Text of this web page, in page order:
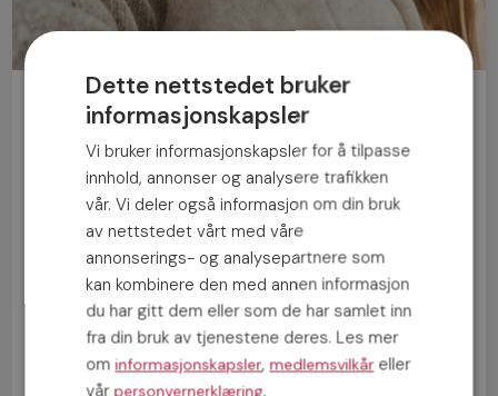
Bli medlem gratis!
Mann Kvinne
Dette nettstedet bruker
informasjonskapsler
Vi bruker informasjonskapsler for å tilpasse
innhold, annonser og analysere trafikken
vår. Vi deler også informasjon om din bruk
av nettstedet vårt med våre
annonserings- og analysepartnere som
kan kombinere den med annen informasjon
du har gitt dem eller som de har samlet inn
fra din bruk av tjenestene deres. Les mer
ominformasjonskapsler,medlemsvilkåreller
vårpersonvernerklæring.